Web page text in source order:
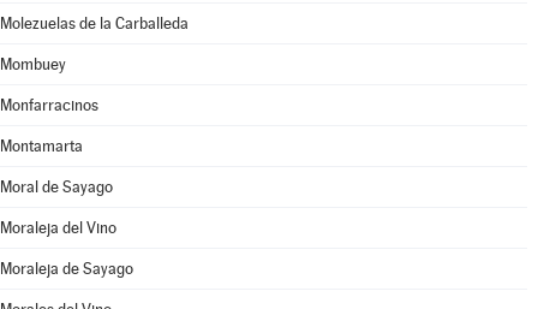
Molezuelas de la Carballeda
Mombuey
Monfarracinos
Montamarta
Moral de Sayago
Moraleja del Vino
Moraleja de Sayago